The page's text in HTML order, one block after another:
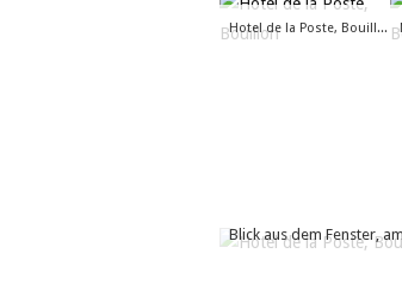
Hotel de la Poste, Bouillon
Blick aus dem Fenster,